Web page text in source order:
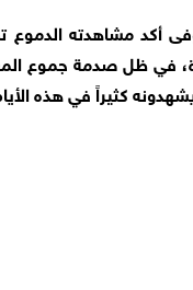
أكد مشاهدته الدموع
في ظل صدمة جموع
كثيراً في هذه